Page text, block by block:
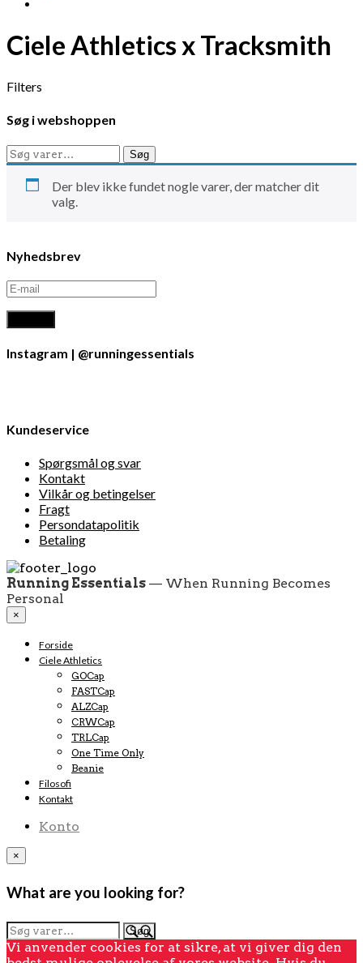
Ciele Athletics x Tracksmith
Filters
Søg i webshoppen
Søg
efter:
Søg
Der blev ikke fundet nogle varer, der matcher dit
valg.
Nyhedsbrev
Instagram | @runningessentials
Kundeservice
Spørgsmål og svar
Kontakt
Vilkår og betingelser
Fragt
Persondatapolitik
Betaling
Running Essentials — When Running Becomes
Personal
×
Forside
Ciele Athletics
GOCap
FASTCap
ALZCap
CRWCap
TRLCap
One Time Only
Beanie
Filosofi
Kontakt
Konto
×
What are you looking for?
Søg
efter:
Søg
Vi anvender cookies for at sikre, at vi giver dig den